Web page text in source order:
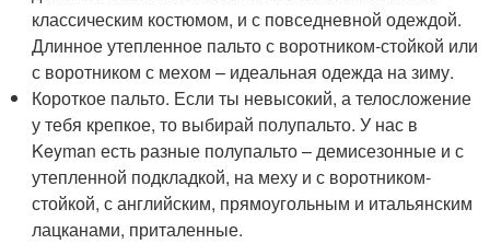
классическим костюмом, и с повседневной одеждой.
Длинное утепленное пальто с воротником-стойкой или
с воротником с мехом – идеальная одежда на зиму.
Короткое пальто. Если ты невысокий, а телосложение
у тебя крепкое, то выбирай полупальто. У нас в
Keyman есть разные полупальто – демисезонные и с
утепленной подкладкой, на меху и с воротником-
стойкой, с английским, прямоугольным и итальянским
лацканами, приталенные.